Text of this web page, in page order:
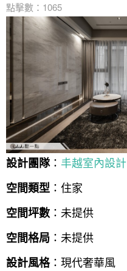
點擊數：1065
設計團隊： 丰越室內設計
空間類型 ：住家
空間坪數 ：未提供
空間格局 ：未提供
設計風格：現代奢華風